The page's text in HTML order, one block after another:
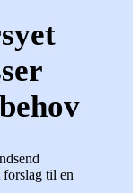
til en